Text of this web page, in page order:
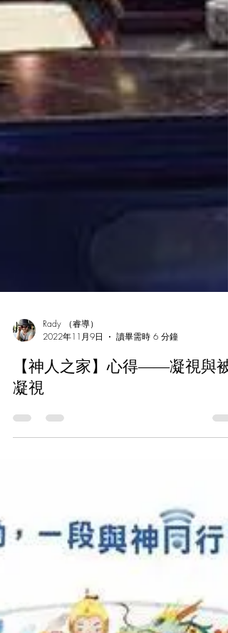
異鄉人」了）。
Rady （睿導）
2022年11月9日
讀畢需時 6 分鐘
【神人之家】心得――凝視與被
凝視